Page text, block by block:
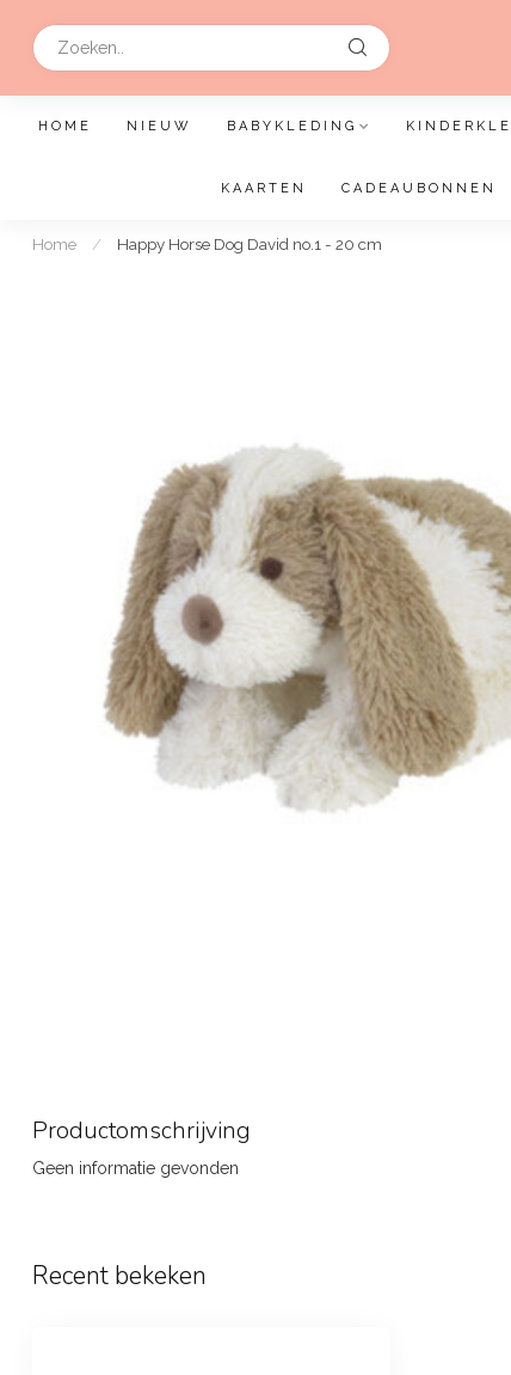
HOME NIEUW BABYKLEDING
KAARTEN CADEAUBONNEN
Home / Happy Horse Dog David no.1 - 20 cm
Productomschrijving
Geen informatie gevonden
Recent bekeken